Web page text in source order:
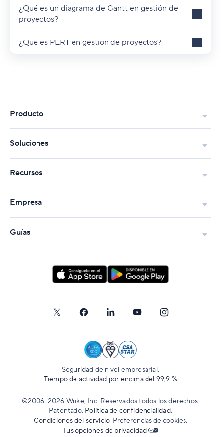
¿Qué es un diagrama de Gantt en gestión de
proyectos?
¿Qué es PERT en gestión de proyectos?
Producto
Soluciones
Recursos
Empresa
Guías
Seguridad de nivel empresarial.
Tiempo de actividad por encima del 99,9 %
©2006-2026 Wrike, Inc. Reservados todos los derechos.
Patentado. Política de confidencialidad.
Condiciones del servicio. Preferencias de cookies.
Tus opciones de privacidad